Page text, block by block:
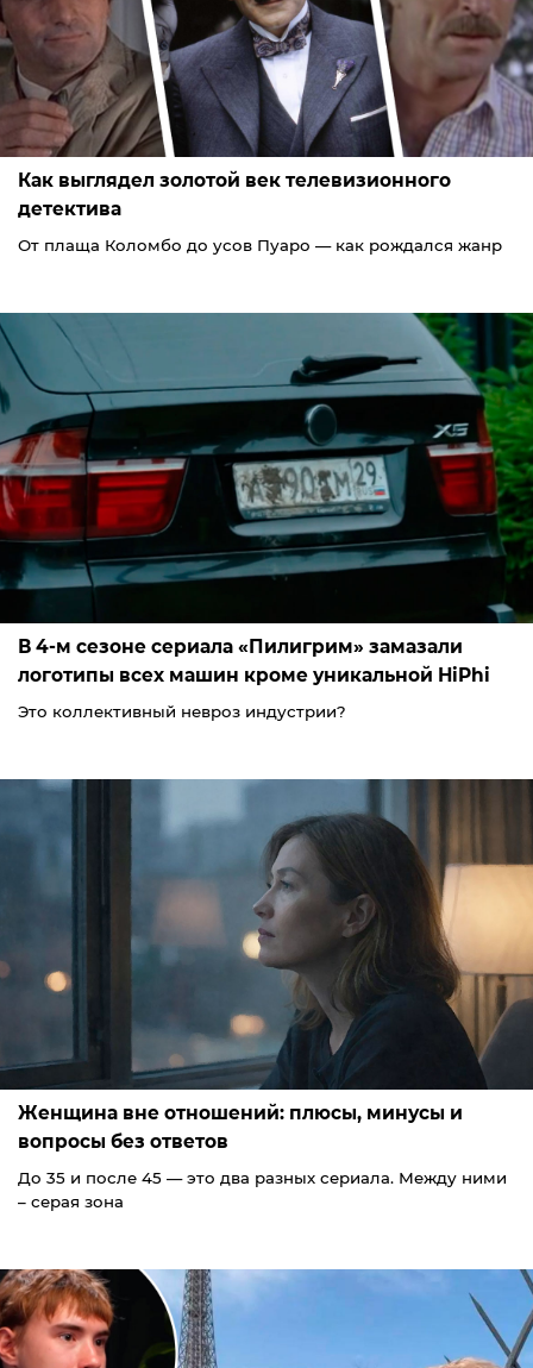
Как выглядел золотой век телевизионного
детектива
От плаща Коломбо до усов Пуаро — как рождался жанр
В 4-м сезоне сериала «Пилигрим» замазали
логотипы всех машин кроме уникальной HiPhi
Это коллективный невроз индустрии?
Женщина вне отношений: плюсы, минусы и
вопросы без ответов
До 35 и после 45 — это два разных сериала. Между ними
– серая зона